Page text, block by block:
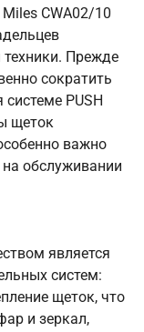
CWA02/10
Прежде
сократить
PUSH
щеток
важно
обслуживании
является
систем:
щеток, что
и зеркал,